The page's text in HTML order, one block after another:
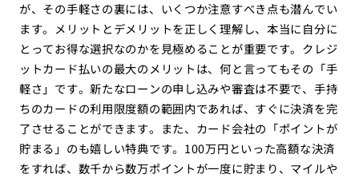
が、その手軽さの裏には、いくつか注意すべき点も潜んでい
ます。メリットとデメリットを正しく理解し、本当に自分に
とってお得な選択なのかを見極めることが重要です。クレジ
ットカード払いの最大のメリットは、何と言ってもその「手
軽さ」です。新たなローンの申し込みや審査は不要で、手持
ちのカードの利用限度額の範囲内であれば、すぐに決済を完
了させることができます。また、カード会社の「ポイントが
貯まる」のも嬉しい特典です。100万円といった高額な決済
をすれば、数千から数万ポイントが一度に貯まり、マイルや